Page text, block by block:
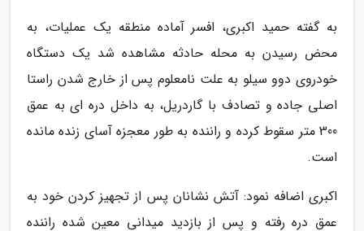
به گفته حمید اکبری، افسر آماده منطقه یک عملیات، به
محض رسیدن به محله حادثه مشاهده شد یک دستگاه
خودروی دوو سیلو به علت نامعلوم پس از خارج شدن راستا
اصلی جاده و تصادف با گاردریل، به داخل دره ای به عمق
300 متر سقوط کرده و راننده به طور معجزه آسای زنده مانده
است.
اکبری اضافه نمود: آتش نشانان پس از تجهیز کردن خود به
عمق دره رفته و پس از بازدید میدانی معین شده راننده